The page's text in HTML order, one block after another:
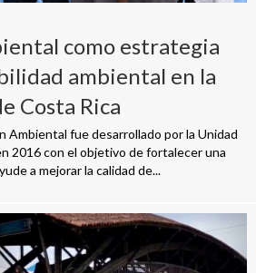
como estrategia
ambiental en la
Costa Rica
Ambiental fue desarrollado por la Unidad
2016 con el objetivo de fortalecer una
a mejorar la calidad de...